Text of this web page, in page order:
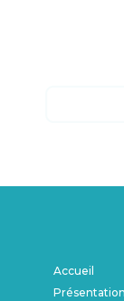
Accueil
Présentation